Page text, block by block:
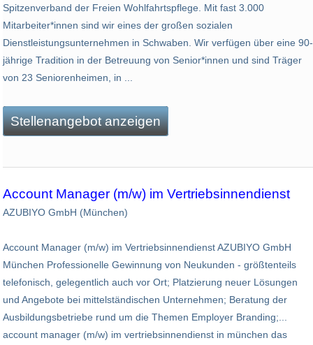
Spitzenverband der Freien Wohlfahrtspflege. Mit fast 3.000
Mitarbeiter*innen sind wir eines der großen sozialen
Dienstleistungsunternehmen in Schwaben. Wir verfügen über eine 90-
jährige Tradition in der Betreuung von Senior*innen und sind Träger
von 23 Seniorenheimen, in ...
Stellenangebot anzeigen
Account Manager (m/w) im Vertriebsinnendienst
AZUBIYO GmbH (München)
Account Manager (m/w) im Vertriebsinnendienst AZUBIYO GmbH
München Professionelle Gewinnung von Neukunden - größtenteils
telefonisch, gelegentlich auch vor Ort; Platzierung neuer Lösungen
und Angebote bei mittelständischen Unternehmen; Beratung der
Ausbildungsbetriebe rund um die Themen Employer Branding;...
account manager (m/w) im vertriebsinnendienst in münchen das